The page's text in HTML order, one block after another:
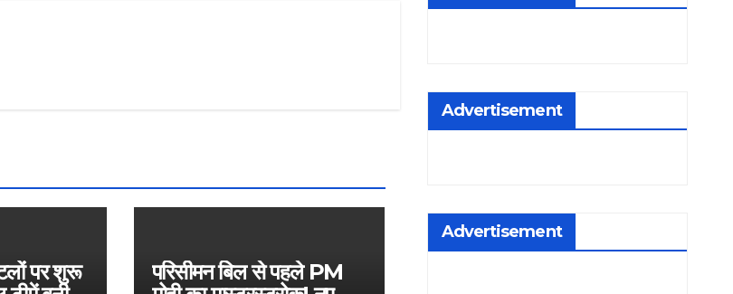
पर शुरू
परिसीमन बिल से पहले PM
Advertisement
Advertisement